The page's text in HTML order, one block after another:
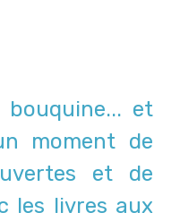
bouquine... et
moment de
et de
les livres aux